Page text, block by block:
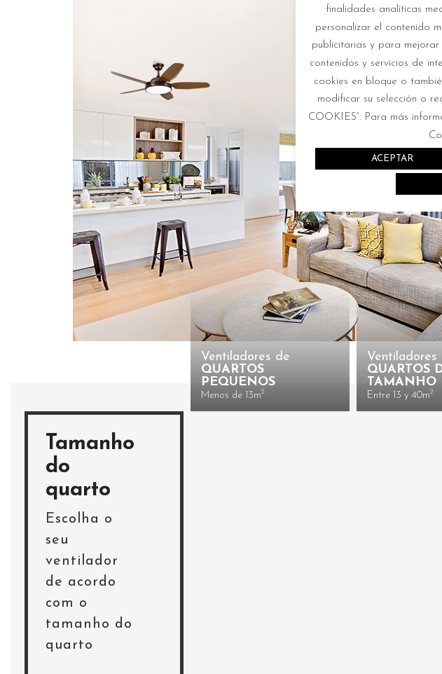
Tamanho
do
quarto
Escolha o
seu
ventilador
de acordo
com o
tamanho do
quarto
Ventiladores de
QUARTOS
PEQUENOS
Menos de 13m2
Ventiladores
QUARTOS
TAMANHO
Entre 13 y 40m2
finalidades analíticas
personalizar el contenido
publicitarias y para
contenidos y servicios de
cookies en bloque o
modificar su selección o
COOKIES”. Para más
ACEPTAR